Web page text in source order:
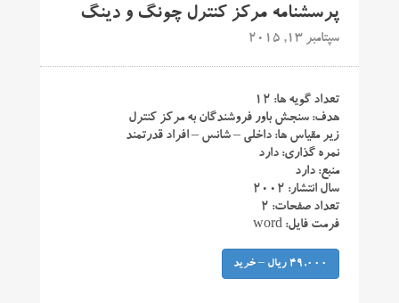
پرسشنامه مرکز کنترل چونگ و دینگ
سپتامبر 13, 2015
تعداد گویه ها: ۱۲
هدف: سنجش باور فروشندگان به مرکز کنترل
زیر مقیاس ها: داخلی – شانس – افراد قدرتمند
نمره گذاری: دارد
منبع: دارد
سال انتشار: ۲۰۰۲
تعداد صفحات: ۲
فرمت فایل: word
49,000 ریال – خرید